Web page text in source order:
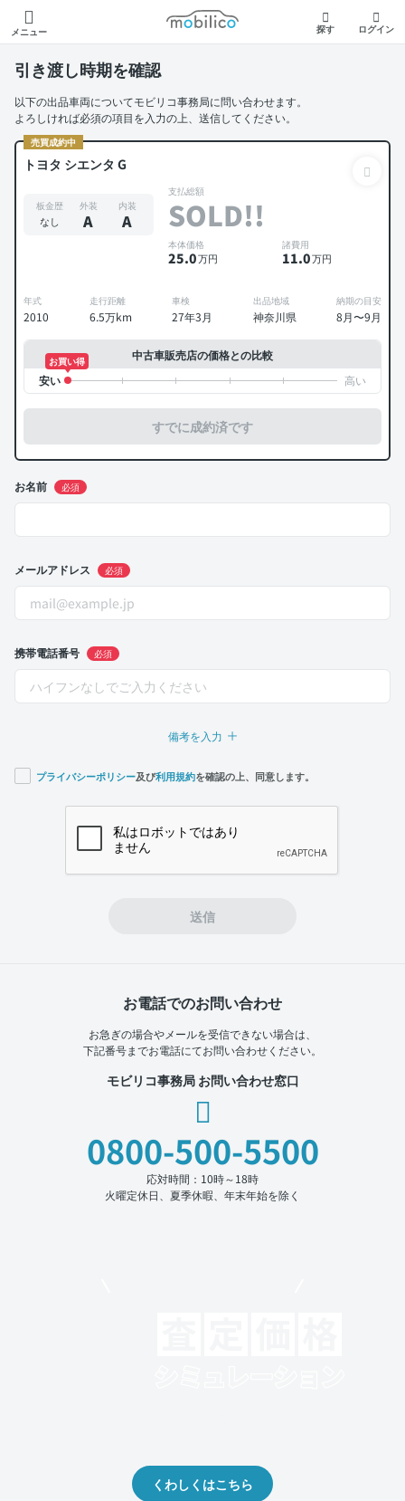
メニュー
モビリコ
探す ログイン
引き渡し時期を確認
以下の出品車両についてモビリコ事務局に問い合わせます。
よろしければ必須の項目を入力の上、送信してください。
売買成約中
トヨタ シエンタ G
板金歴
なし
外装
A
内装
A
支払総額
SOLD!!
本体価格
25.0万円
諸費用
11.0万円
年式
2010
走行距離
6.5万km
車検
27年3月
出品地域
神奈川県
納期の目安
8月〜9月
中古車販売店の価格との比較
お買い得
すでに成約済です
お名前 必須
メールアドレス 必須
携帯電話番号 必須
備考を入力
プライバシーポリシー及び利用規約を確認の上、同意します。
送信
お電話でのお問い合わせ
お急ぎの場合やメールを受信できない場合は、
下記番号までお電話にてお問い合わせください。
モビリコ事務局 お問い合わせ窓口
0800-500-5500
応対時間：10時～18時
火曜定休日、夏季休暇、年末年始を除く
くわしくはこちら